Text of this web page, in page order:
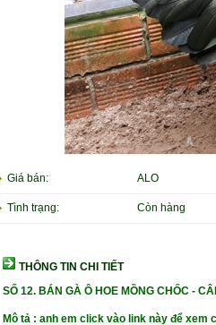
Giá bán: ALO
Tình trạng: Còn hàng
THÔNG TIN CHI TIẾT
SỐ 12. BÁN GÀ Ô HOE MỒNG CHỐC -
Mô tả : anh em click vào link này để xem